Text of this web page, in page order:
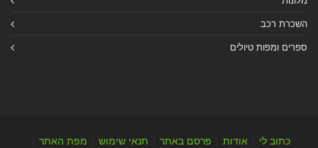
השכרת רכב
ספרים ומפות טיולים
כתוב לי אודות פרסם באתר תנאי שימוש מפת האתר